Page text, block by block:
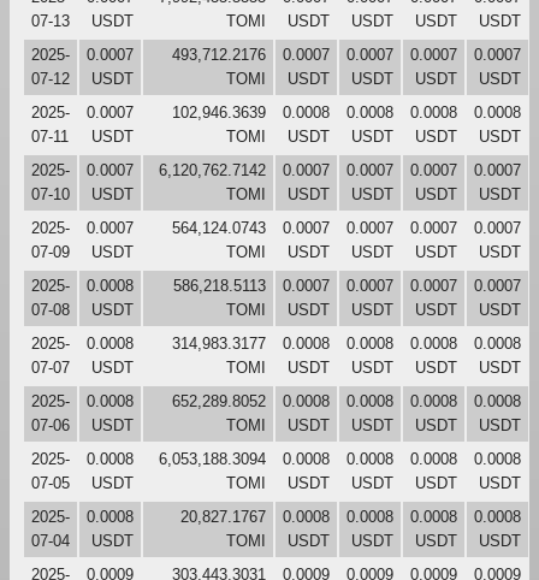
07-13
USDT
TOMI
USDT
USDT
USDT
USDT
2025-
07-12
0.0007
USDT
493,712.2176
TOMI
0.0007
USDT
0.0007
USDT
0.0007
USDT
0.0007
USDT
2025-
07-11
0.0007
USDT
102,946.3639
TOMI
0.0008
USDT
0.0008
USDT
0.0008
USDT
0.0008
USDT
2025-
07-10
0.0007
USDT
6,120,762.7142
TOMI
0.0007
USDT
0.0007
USDT
0.0007
USDT
0.0007
USDT
2025-
07-09
0.0007
USDT
564,124.0743
TOMI
0.0007
USDT
0.0007
USDT
0.0007
USDT
0.0007
USDT
2025-
07-08
0.0008
USDT
586,218.5113
TOMI
0.0007
USDT
0.0007
USDT
0.0007
USDT
0.0007
USDT
2025-
07-07
0.0008
USDT
314,983.3177
TOMI
0.0008
USDT
0.0008
USDT
0.0008
USDT
0.0008
USDT
2025-
07-06
0.0008
USDT
652,289.8052
TOMI
0.0008
USDT
0.0008
USDT
0.0008
USDT
0.0008
USDT
2025-
07-05
0.0008
USDT
6,053,188.3094
TOMI
0.0008
USDT
0.0008
USDT
0.0008
USDT
0.0008
USDT
2025-
07-04
0.0008
USDT
20,827.1767
TOMI
0.0008
USDT
0.0008
USDT
0.0008
USDT
0.0008
USDT
2025-
0.0009
303,443.3031
0.0009
0.0009
0.0009
0.0009